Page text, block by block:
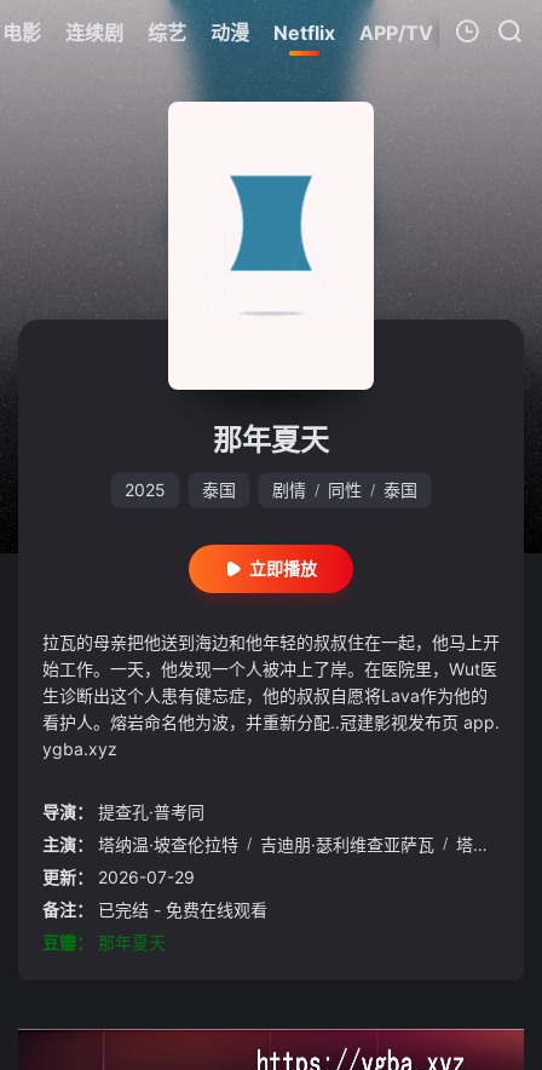
电影 连续剧 综艺 动漫 Netflix APP/TV
我的观影记录
那年夏天
2025 泰国 剧情 / 同性 / 泰国
立即播放
拉瓦的母亲把他送到海边和他年轻的叔叔住在一起，他马上开
始工作。一天，他发现一个人被冲上了岸。在医院里，Wut医
生诊断出这个人患有健忘症，他的叔叔自愿将Lava作为他的
看护人。熔岩命名他为波，并重新分配..冠建影视发布页 app.
ygba.xyz
导演：
提查孔·普考同
主演：
塔纳温·坡查伦拉特 / 吉迪朋·瑟利维查亚萨瓦 / 塔纳查·威吉翁通
更新：
2026-07-29
备注：
已完结 - 免费在线观看
豆瓣：
那年夏天